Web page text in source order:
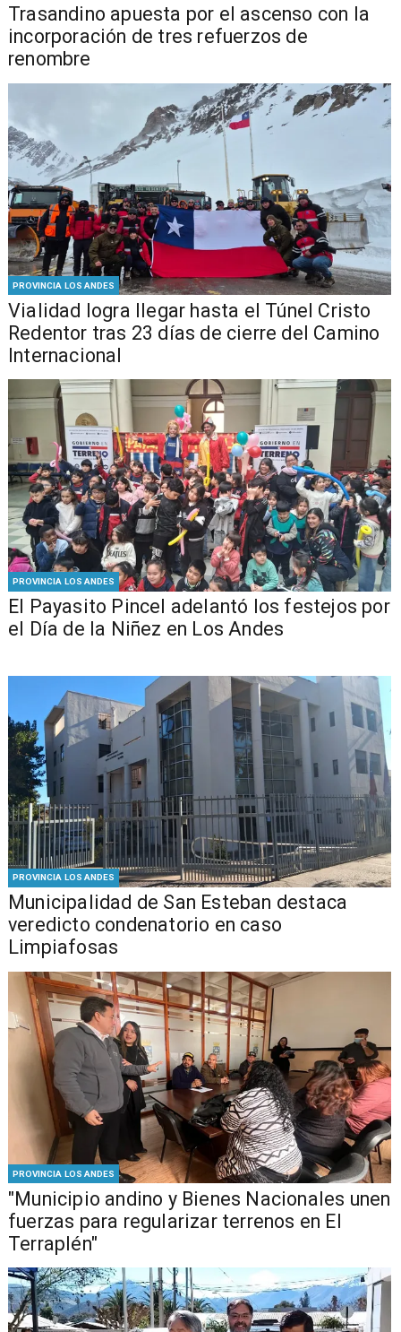
Trasandino apuesta por el ascenso con la
incorporación de tres refuerzos de
renombre
PROVINCIA LOS ANDES
Vialidad logra llegar hasta el Túnel Cristo
Redentor tras 23 días de cierre del Camino
Internacional
PROVINCIA LOS ANDES
El Payasito Pincel adelantó los festejos por
el Día de la Niñez en Los Andes
PROVINCIA LOS ANDES
Municipalidad de San Esteban destaca
veredicto condenatorio en caso
Limpiafosas
PROVINCIA LOS ANDES
"Municipio andino y Bienes Nacionales unen
fuerzas para regularizar terrenos en El
Terraplén"